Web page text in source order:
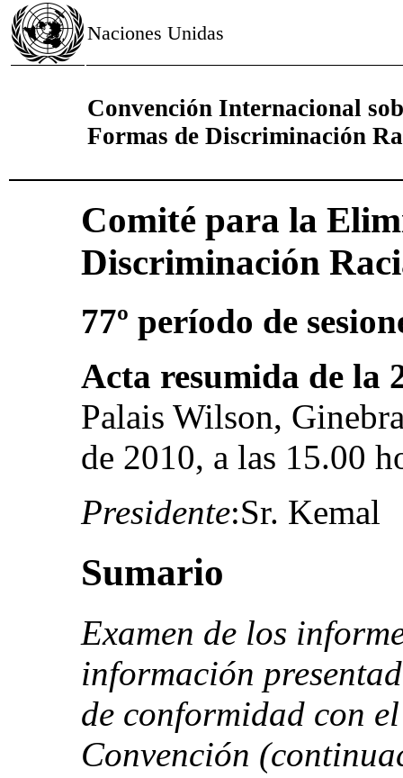
Naciones Unidas
Convención Internacional
Formas de Discriminación
Comité para la
Discriminación
77º período de
Acta resumida de la
Palais Wilson,
de 2010, a las 15.00
Presidente:Sr. Kemal
Sumario
Examen de los
información
de conformidad con
Convención